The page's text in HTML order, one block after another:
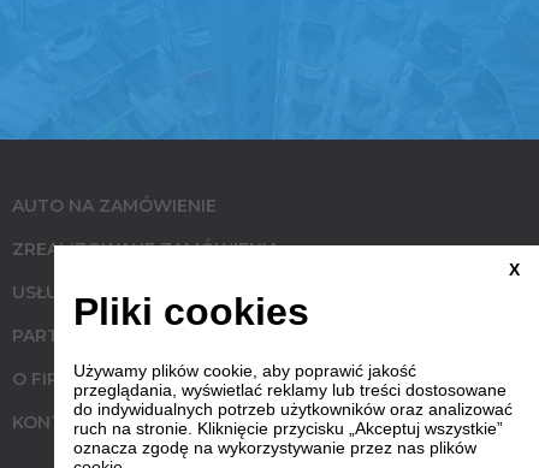
AUTO NA ZAMÓWIENIE
ZREALIZOWANE ZAMÓWIENIA
USŁUGI
PARTNERZY
O FIRMIE
KONTAKT
X
Pliki cookies
Używamy plików cookie, aby poprawić jakość
przeglądania, wyświetlać reklamy lub treści dostosowane
do indywidualnych potrzeb użytkowników oraz analizować
ruch na stronie. Kliknięcie przycisku „Akceptuj wszystkie”
oznacza zgodę na wykorzystywanie przez nas plików